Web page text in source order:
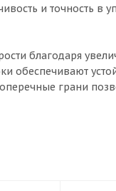
и точность в
благодаря
обеспечивают
грани